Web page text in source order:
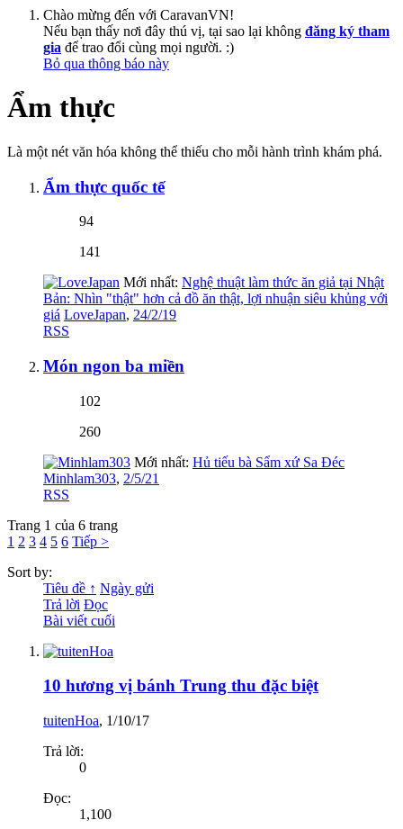
Chào mừng đến với CaravanVN!
Nếu bạn thấy nơi đây thú vị, tại sao lại không đăng ký tham
gia để trao đổi cùng mọi người. :)
Bỏ qua thông báo này
Ẩm thực
Là một nét văn hóa không thể thiếu cho mỗi hành trình khám phá.
Ẩm thực quốc tế
94
141
Mới nhất: Nghệ thuật làm thức ăn giả tại Nhật
Bản: Nhìn "thật" hơn cả đồ ăn thật, lợi nhuận siêu khủng với
giá LoveJapan, 24/2/19
RSS
Món ngon ba miền
102
260
Mới nhất: Hủ tiếu bà Sẩm xứ Sa Đéc
Minhlam303, 2/5/21
RSS
Trang 1 của 6 trang
1 2 3 4 5 6 Tiếp >
Sort by:
Tiêu đề ↑ Ngày gửi
Trả lời Đọc
Bài viết cuối
10 hương vị bánh Trung thu đặc biệt
tuitenHoa, 1/10/17
Trả lời:
0
Đọc:
1,100